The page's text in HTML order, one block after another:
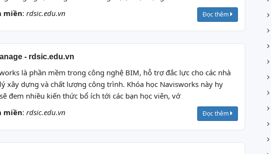
miền: rdsic.edu.vn Đọc thêm
- rdsic.edu.vn
là phần mềm trong công nghệ BIM, hỗ trợ đắc lực cho các nhà
xây dựng và chất lượng công trình. Khóa học Navisworks này hy
đem nhiều kiến thức bổ ích tới các bạn học viên, vớ
miền: rdsic.edu.vn Đọc thêm